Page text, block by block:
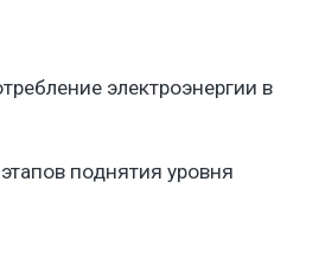
электроэнергии в
поднятия уровня